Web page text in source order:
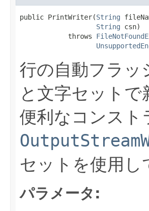
public PrintWriter​(String
String csn)
            throws
行の自動フラッ
と文字セット
便利なコンスト
セットを使用
パラメータ: